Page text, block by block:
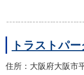
トラストパ
住所：大阪府大阪市